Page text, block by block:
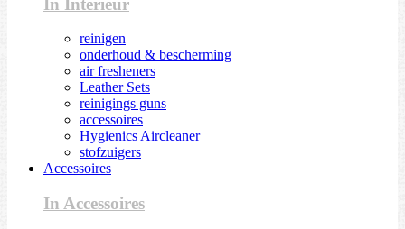
In Interieur
reinigen
onderhoud & bescherming
air fresheners
Leather Sets
reinigings guns
accessoires
Hygienics Aircleaner
stofzuigers
Accessoires
In Accessoires